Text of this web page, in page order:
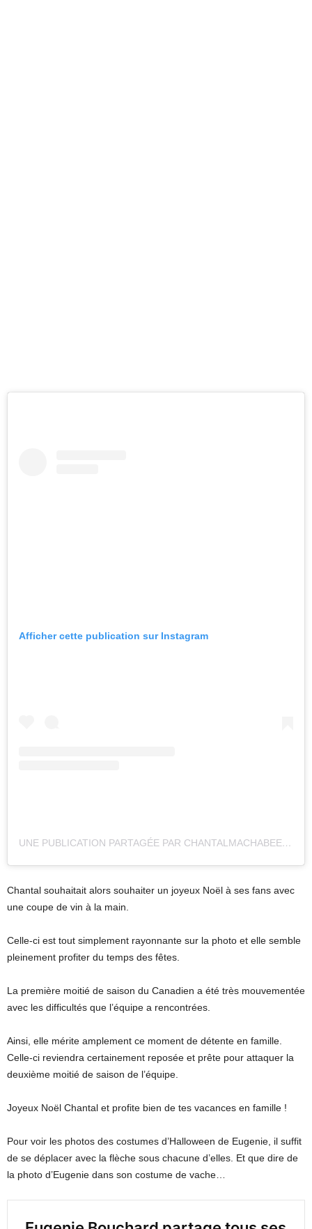
Afficher cette publication sur Instagram
UNE PUBLICATION PARTAGÉE PAR CHANTALMACHABEE (@CHANTALMACHABEE)
Chantal souhaitait alors souhaiter un joyeux Noël à ses fans avec
une coupe de vin à la main.
Celle-ci est tout simplement rayonnante sur la photo et elle semble
pleinement profiter du temps des fêtes.
La première moitié de saison du Canadien a été très mouvementée
avec les difficultés que l’équipe a rencontrées.
Ainsi, elle mérite amplement ce moment de détente en famille.
Celle-ci reviendra certainement reposée et prête pour attaquer la
deuxième moitié de saison de l’équipe.
Joyeux Noël Chantal et profite bien de tes vacances en famille !
Pour voir les photos des costumes d’Halloween de Eugenie, il suffit
de se déplacer avec la flèche sous chacune d’elles. Et que dire de
la photo d’Eugenie dans son costume de vache…